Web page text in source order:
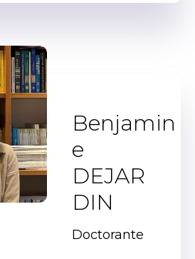
Benjamin
e
DEJAR
DIN
Doctorante